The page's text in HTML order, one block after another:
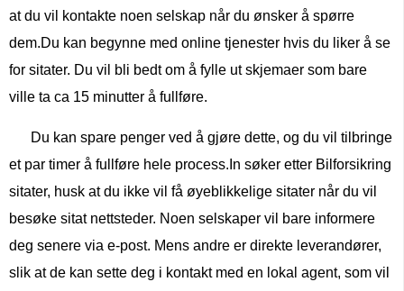
at du vil kontakte noen selskap når du ønsker å spørre
dem.Du kan begynne med online tjenester hvis du liker å se
for sitater. Du vil bli bedt om å fylle ut skjemaer som bare
ville ta ca 15 minutter å fullføre.
Du kan spare penger ved å gjøre dette, og du vil tilbringe
et par timer å fullføre hele process.In søker etter Bilforsikring
sitater, husk at du ikke vil få øyeblikkelige sitater når du vil
besøke sitat nettsteder. Noen selskaper vil bare informere
deg senere via e-post. Mens andre er direkte leverandører,
slik at de kan sette deg i kontakt med en lokal agent, som vil